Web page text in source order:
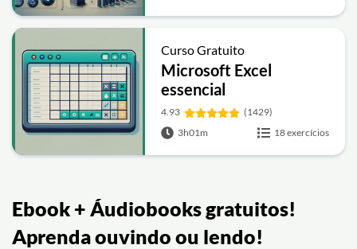
Curso Gratuito
Microsoft Excel
essencial
4.93
(1429)
3h01m
18 exercícios
Ebook + Áudiobooks gratuitos!
Aprenda ouvindo ou lendo!